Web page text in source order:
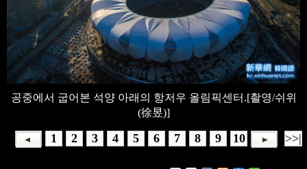
공중에서 굽어본 석양 아래의 항저우 올림픽센터.[촬영/쉬위
(徐昱)]
1 2 3 4 5 6 7 8 9 10 >>|